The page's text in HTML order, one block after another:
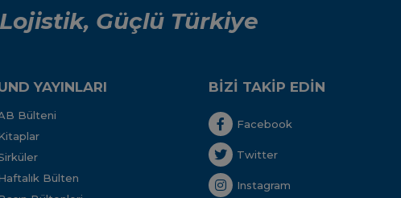
Güçlü Türkiye
YAYINLARI
Bülteni
Bülten
BİZİ TAKİP EDİN
Facebook
Twitter
Instagram